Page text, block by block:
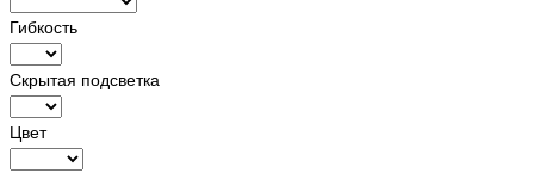
Гибкость
Скрытая подсветка
Цвет